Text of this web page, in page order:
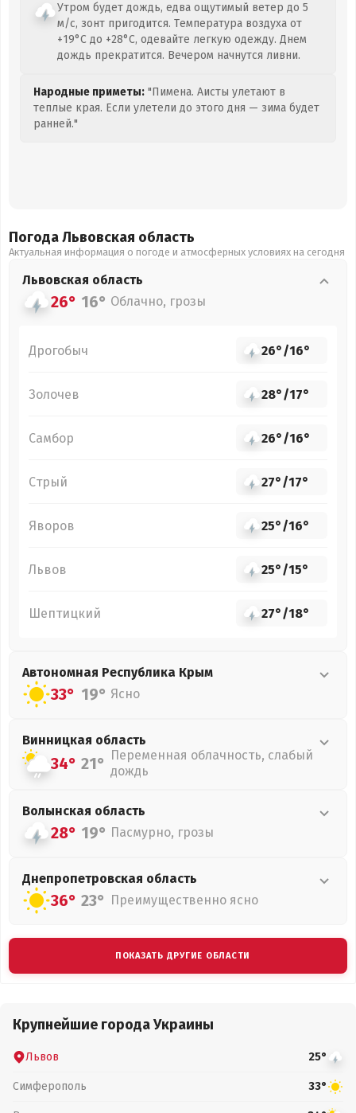
Утром будет дождь, едва ощутимый ветер до 5
м/с, зонт пригодится. Температура воздуха от
+19°C до +28°C, одевайте легкую одежду. Днем
дождь прекратится. Вечером начнутся ливни.
Народные приметы: "Пимена. Аисты улетают в
теплые края. Если улетели до этого дня — зима будет
ранней."
Погода Львовская область
Актуальная информация о погоде и атмосферных условиях на сегодня
Львовская область
26° 16° Облачно, грозы
Дрогобыч 26°/16°
Золочев 28°/17°
Самбор 26°/16°
Стрый 27°/17°
Яворов 25°/16°
Львов 25°/15°
Шептицкий 27°/18°
Автономная Республика Крым
33° 19° Ясно
Винницкая область
34° 21° Переменная облачность, слабый
дождь
Волынская область
28° 19° Пасмурно, грозы
Днепропетровская область
36° 23° Преимущественно ясно
ПОКАЗАТЬ ДРУГИЕ ОБЛАСТИ
Крупнейшие города Украины
Львов 25°
Симферополь 33°